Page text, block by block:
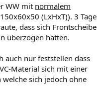
WW mit normalem
(LxHxT)). 3 Tage
dass sich Frontscheibe
überzogen hätten.
auch nur feststellen dass
Material sich mit einer
sich jedoch ohne